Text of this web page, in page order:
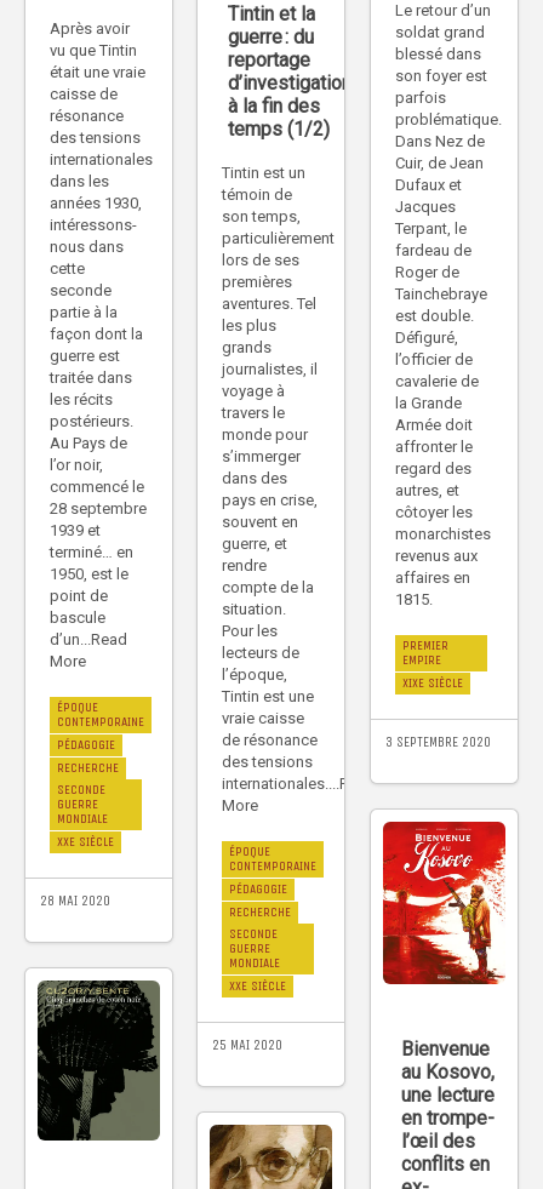
Le retour d’un
soldat grand
blessé dans
son foyer est
parfois
problématique.
Dans Nez de
Cuir, de Jean
Dufaux et
Jacques
Terpant, le
fardeau de
Roger de
Tainchebraye
est double.
Défiguré,
l’officier de
cavalerie de
la Grande
Armée doit
affronter le
regard des
autres, et
côtoyer les
monarchistes
revenus aux
affaires en
1815.
PREMIER
EMPIRE
XIXE SIÈCLE
3 SEPTEMBRE 2020
Après avoir
vu que Tintin
était une vraie
caisse de
résonance
des tensions
internationales
dans les
années 1930,
intéressons-
nous dans
cette
seconde
partie à la
façon dont la
guerre est
traitée dans
les récits
postérieurs.
Au Pays de
l’or noir,
commencé le
28 septembre
1939 et
terminé… en
1950, est le
point de
bascule
d’un...Read
More
ÉPOQUE
CONTEMPORAINE
PÉDAGOGIE
RECHERCHE
SECONDE
GUERRE
MONDIALE
XXE SIÈCLE
28 MAI 2020
Tintin et la
guerre : du
reportage
d’investigation
à la fin des
temps (1/2)
Tintin est un
témoin de
son temps,
particulièrement
lors de ses
premières
aventures. Tel
les plus
grands
journalistes, il
voyage à
travers le
monde pour
s’immerger
dans des
pays en crise,
souvent en
guerre, et
rendre
compte de la
situation.
Pour les
lecteurs de
l’époque,
Tintin est une
vraie caisse
de résonance
des tensions
internationales....Read
More
ÉPOQUE
CONTEMPORAINE
PÉDAGOGIE
RECHERCHE
SECONDE
GUERRE
MONDIALE
XXE SIÈCLE
25 MAI 2020
Bienvenue
au Kosovo,
une lecture
en trompe-
l’œil des
conflits en